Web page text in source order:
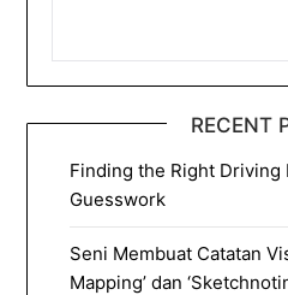
RECENT
Finding the Right Driving
Guesswork
Seni Membuat Catatan
Mapping’ dan